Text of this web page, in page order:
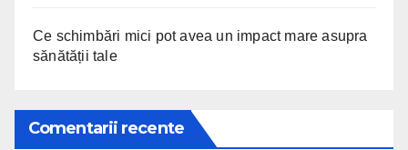
Ce schimbări mici pot avea un impact mare asupra
sănătății tale
Comentarii recente